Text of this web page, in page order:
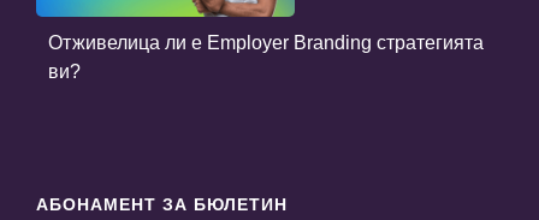
Отживелица ли е Employer Branding стратегията
ви?
АБОНАМЕНТ ЗА БЮЛЕТИН